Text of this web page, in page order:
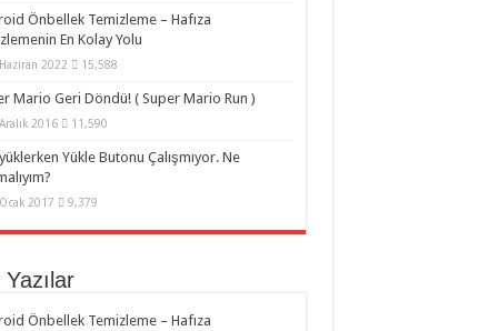
Önbellek Temizleme – Hafıza
En Kolay Yolu
2022 15,588
Mario Geri Döndü! ( Super Mario Run )
2016 11,590
Yükle Butonu Çalışmıyor. Ne
2017 9,379
Önbellek Temizleme – Hafıza